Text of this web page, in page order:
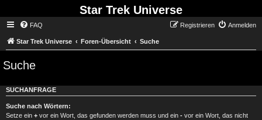
Star Trek Universe
FAQ Anmelden
Registrieren
Star Trek Universe Foren-Übersicht Suche
Suche
SUCHANFRAGE
Suche nach Wörtern:
Setze ein + vor ein Wort, das gefunden werden muss und ein - vor ein Wort, das nicht